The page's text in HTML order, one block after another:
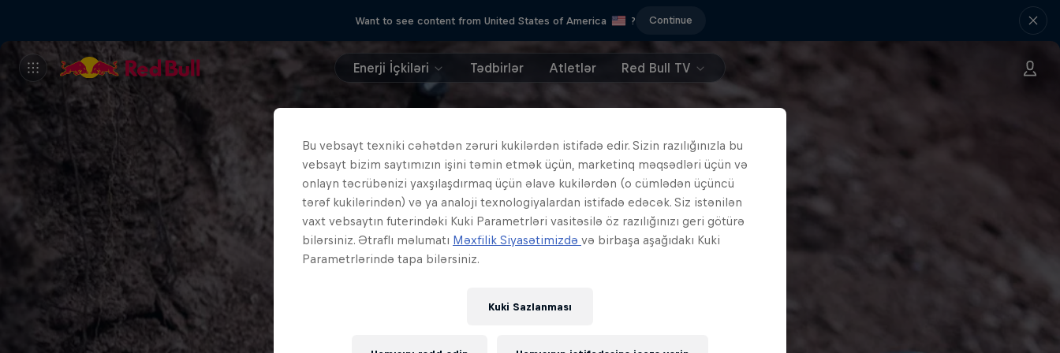
Want to see content from United States of America ? Continue
Enerji İçkiləri Tədbirlər Atletlər Red Bull TV
Bu vebsayt texniki cəhətdən zəruri kukilərdən istifadə edir. Sizin razılığınızla bu
vebsayt bizim saytımızın işini təmin etmək üçün, marketinq məqsədləri üçün və
onlayn təcrübənizi yaxşılaşdırmaq üçün əlavə kukilərdən (o cümlədən üçüncü
tərəf kukilərindən) və ya analoji texnologiyalardan istifadə edəcək. Siz istənilən
vaxt vebsaytın futerindəki Kuki Parametrləri vasitəsilə öz razılığınızı geri götürə
bilərsiniz. Ətraflı məlumatı Məxfilik Siyasətimizdə və birbaşa aşağıdakı Kuki
Parametrlərində tapa bilərsiniz.
Kuki Sazlanması